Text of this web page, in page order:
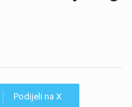
Podijeli na X